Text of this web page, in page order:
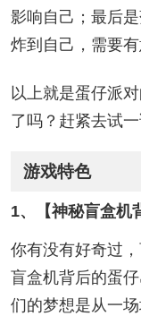
影响自己；最后
炸到自己，需要有
以上就是蛋仔派
了吗？赶紧去试
游戏特色
1、【神秘盲盒机
你有没有好奇过
盲盒机背后的蛋
们的梦想是从一